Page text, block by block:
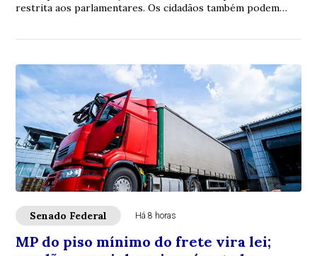
restrita aos parlamentares. Os cidadãos também podem
Senado Federal Há 8 horas
MP do piso mínimo do frete vira lei;